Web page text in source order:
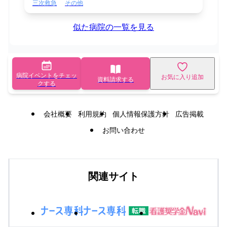
三次救急 その他
似た病院の一覧を見る
病院イベントをチェッ
クする
資料請求する お気に入り追加
会社概要 利用規約 個人情報保護方針
広告掲載
お問い合わせ
関連サイト